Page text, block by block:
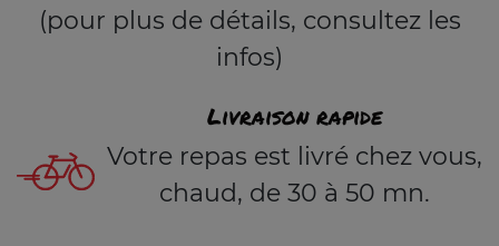
(pour plus de détails, consultez les
infos)
Livraison rapide
Votre repas est livré chez vous,
chaud, de 30 à 50 mn.